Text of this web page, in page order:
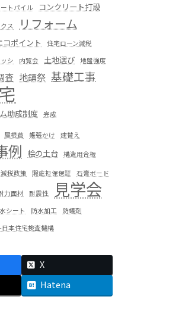
トパイル コンクリート打設
ス リフォーム
コポイント
住宅ローン減税
シ 内覧会 土地選び 地盤強度
査 地鎮祭 基礎工事
助成制度 完成
屋根葺 帳張かけ 建替え
例 桧の土台 構造用合板
減税政策 瑕疵担保保証 石膏ボード
力面材 耐震性 見学会
シート 防水加工
防蟻剤
日本住宅検査機構
X
Hatena